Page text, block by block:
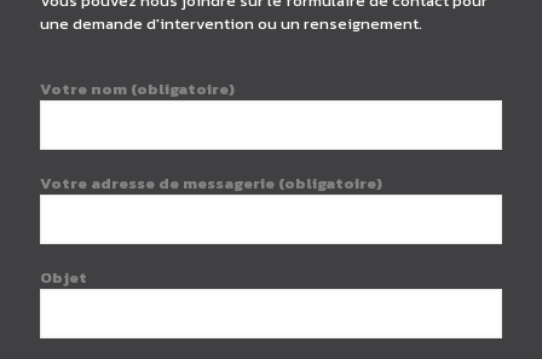
une demande d'intervention ou un renseignement.
Votre nom (obligatoire)
Votre adresse de messagerie (obligatoire)
Objet